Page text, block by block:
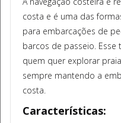
costa e é uma das
para embarcações de
barcos de passeio.
quem quer explorar
sempre mantendo a
costa.
Características: